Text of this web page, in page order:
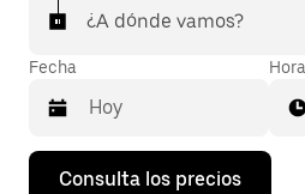
¿A dónde vamos?
Fecha
Pulsa
Hora
Consulta los precios